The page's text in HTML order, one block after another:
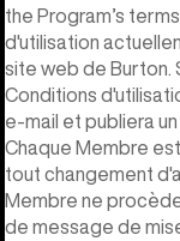
the Program’s
d'utilisation
site web de Burton.
Conditions
e-mail et publiera
Chaque Membre
tout changement
Membre ne
de message de